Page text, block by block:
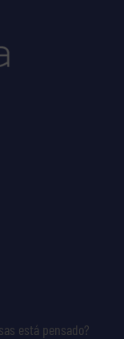
está pensado?